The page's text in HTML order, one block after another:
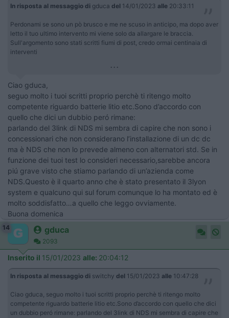
In risposta al messaggio di gduca del 14/01/2023 alle 20:33:11
Perdonami se sono un pò brusco e me ne scuso in anticipo, ma dopo aver
letto il tuo ultimo intervento mi viene solo da allargare le braccia.
Sull'argomento sono stati scritti fiumi di post, credo ormai centinaia di
interventi
...
Ciao gduca,
seguo molto i tuoi scritti proprio perchè ti ritengo molto
competente riguardo batterie litio etc.Sono d’accordo con
quello che dici un dubbio peró rimane:
parlando del 3link di NDS mi sembra di capire che non sono i
concessionari che non considerano l’installazione di un dc dc
ma è NDS che non lo prevede almeno con alternatori std. Se in
funzione dei tuoi test lo consideri necessario,sarebbe ancora
piú grave visto che stiamo parlando di un’azienda come
NDS.Questo è il quarto anno che è stato presentato il 3lyon
system e qualcuno qui sul forum comunque lo ha montato ed è
molto soddisfatto…a quello che leggo ovviamente.
Buona domenica
14 gduca
2093
Inserito il 15/01/2023 alle: 20:04:12
In risposta al messaggio di switchy del 15/01/2023 alle 10:47:28
Ciao gduca, seguo molto i tuoi scritti proprio perchè ti ritengo molto
competente riguardo batterie litio etc.Sono d’accordo con quello che dici
un dubbio peró rimane: parlando del 3link di NDS mi sembra di capire che